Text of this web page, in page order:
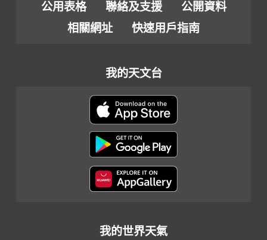
公用表格 聯絡及支援
公開資料
相關網址
快速用戶指南
我的天文台
我的世界天氣